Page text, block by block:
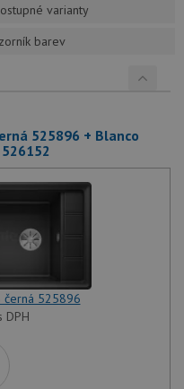
varianty
barev
525896 + Blanco
černá 525896
DPH